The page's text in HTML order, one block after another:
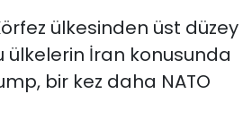
ülkesinden üst düzey
ülkelerin İran konusunda
bir kez daha NATO